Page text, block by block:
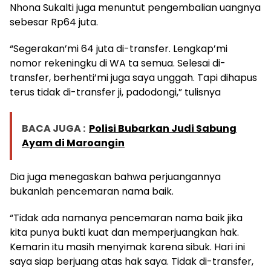
Nhona Sukalti juga menuntut pengembalian uangnya
sebesar Rp64 juta.
“Segerakan’mi 64 juta di-transfer. Lengkap’mi
nomor rekeningku di WA ta semua. Selesai di-
transfer, berhenti’mi juga saya unggah. Tapi dihapus
terus tidak di-transfer ji, padodongi,” tulisnya
BACA JUGA : Polisi Bubarkan Judi Sabung
Ayam di Maroangin
Dia juga menegaskan bahwa perjuangannya
bukanlah pencemaran nama baik.
“Tidak ada namanya pencemaran nama baik jika
kita punya bukti kuat dan memperjuangkan hak.
Kemarin itu masih menyimak karena sibuk. Hari ini
saya siap berjuang atas hak saya. Tidak di-transfer,